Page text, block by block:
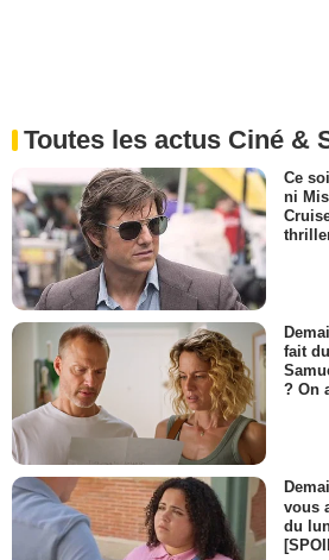
Toutes les actus Ciné &
Ce
ni
fait
? On
vous
du